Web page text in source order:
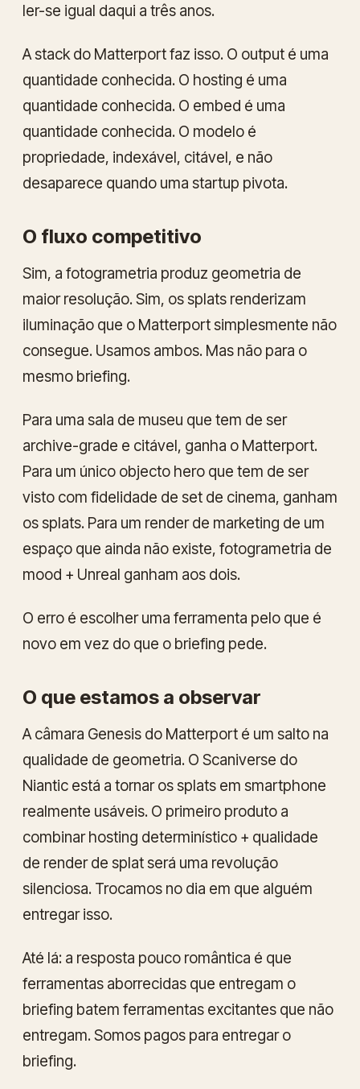
ler-se igual daqui a três anos.
A stack do Matterport faz isso. O output é uma
quantidade conhecida. O hosting é uma
quantidade conhecida. O embed é uma
quantidade conhecida. O modelo é
propriedade, indexável, citável, e não
desaparece quando uma startup pivota.
O fluxo competitivo
Sim, a fotogrametria produz geometria de
maior resolução. Sim, os splats renderizam
iluminação que o Matterport simplesmente não
consegue. Usamos ambos. Mas não para o
mesmo briefing.
Para uma sala de museu que tem de ser
archive-grade e citável, ganha o Matterport.
Para um único objecto hero que tem de ser
visto com fidelidade de set de cinema, ganham
os splats. Para um render de marketing de um
espaço que ainda não existe, fotogrametria de
mood + Unreal ganham aos dois.
O erro é escolher uma ferramenta pelo que é
novo em vez do que o briefing pede.
O que estamos a observar
A câmara Genesis do Matterport é um salto na
qualidade de geometria. O Scaniverse do
Niantic está a tornar os splats em smartphone
realmente usáveis. O primeiro produto a
combinar hosting determinístico + qualidade
de render de splat será uma revolução
silenciosa. Trocamos no dia em que alguém
entregar isso.
Até lá: a resposta pouco romântica é que
ferramentas aborrecidas que entregam o
briefing batem ferramentas excitantes que não
entregam. Somos pagos para entregar o
briefing.